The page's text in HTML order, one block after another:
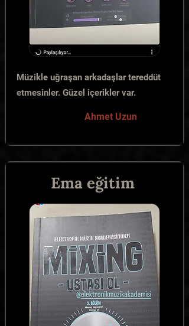
Müzikle uğraşan arkadaşlar tereddüt
etmesinler. Güzel içerikler var.
Ahmet Uzun
Ema eğitim